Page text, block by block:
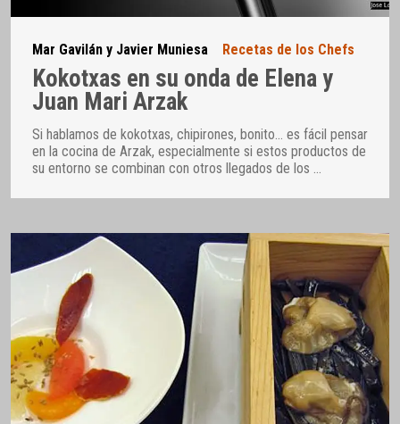
Mar Gavilán y Javier Muniesa Recetas de los Chefs
Kokotxas en su onda de Elena y
Juan Mari Arzak
Si hablamos de kokotxas, chipirones, bonito… es fácil pensar
en la cocina de Arzak, especialmente si estos productos de
su entorno se combinan con otros llegados de los …